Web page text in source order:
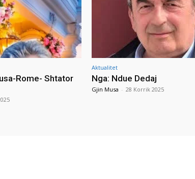
Rome- Shtator
Aktualitet
Nga: Ndue Dedaj
Gjin Musa - 28 Korrik 2025